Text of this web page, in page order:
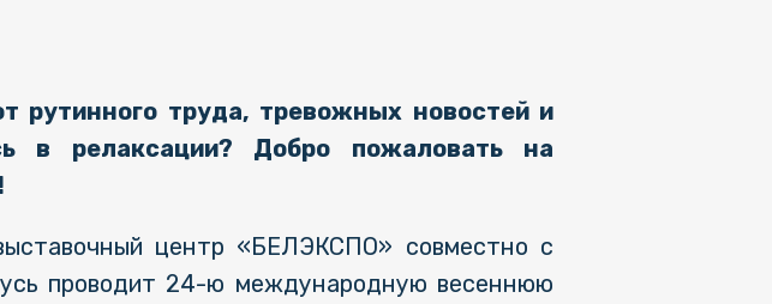
рутинного труда, тревожных новостей и
в релаксации? Добро пожаловать на
центр «БЕЛЭКСПО» совместно с
проводит 24-ю международную весеннюю